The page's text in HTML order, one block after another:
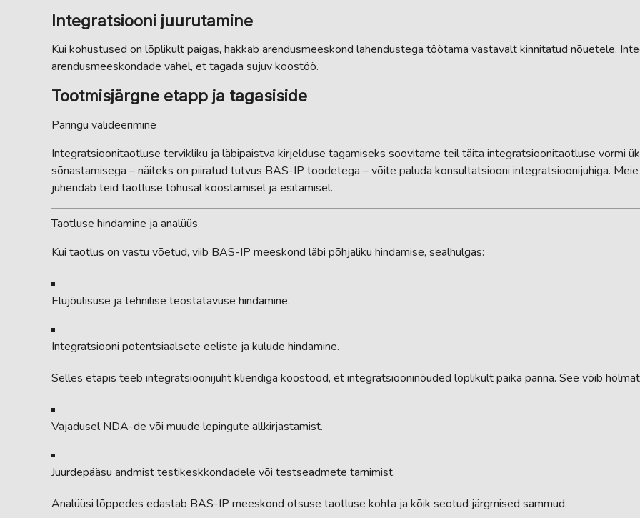
Integratsiooni juurutamine
Kui kohustused on lõplikult paigas, hakkab arendusmeeskond lahendustega töötama vastavalt kinnitatud nõuetele.
arendusmeeskondade vahel, et tagada sujuv koostöö.
Tootmisjärgne etapp ja tagasiside
Päringu valideerimine
Integratsioonitaotluse tervikliku ja läbipaistva kirjelduse tagamiseks soovitame teil täita integratsioonitaotluse vormi
sõnastamisega – näiteks on piiratud tutvus BAS-IP toodetega – võite paluda konsultatsiooni integratsioonijuhiga.
juhendab teid taotluse tõhusal koostamisel ja esitamisel.
Taotluse hindamine ja analüüs
Kui taotlus on vastu võetud, viib BAS-IP meeskond läbi põhjaliku hindamise, sealhulgas:
Elujõulisuse ja tehnilise teostatavuse hindamine.
Integratsiooni potentsiaalsete eeliste ja kulude hindamine.
Selles etapis teeb integratsioonijuht kliendiga koostööd, et integratsiooninõuded lõplikult paika panna. See võib
Vajadusel NDA-de või muude lepingute allkirjastamist.
Juurdepääsu andmist testikeskkondadele või testseadmete tarnimist.
Analüüsi lõppedes edastab BAS-IP meeskond otsuse taotluse kohta ja kõik seotud järgmised sammud.